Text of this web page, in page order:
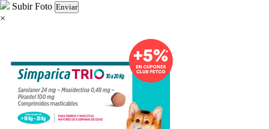
Subir Foto Enviar
×